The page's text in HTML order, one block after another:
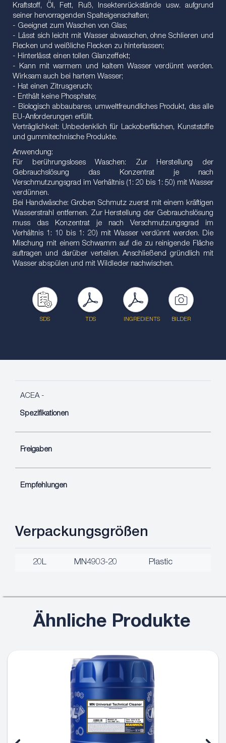
Kraftstoff, Öl, Fett, Ruß, Insektenrückstände usw. aufgrund
seiner hervorragenden Spalteigenschaften;
- Geeignet zum Waschen von Glas;
- Lässt sich leicht mit Wasser abwaschen, ohne Schlieren und
Flecken und weißliche Flecken zu hinterlassen;
- Hinterlässt einen tollen Glanzeffekt;
- Kann mit warmem und kaltem Wasser verdünnt werden.
Wirksam auch bei hartem Wasser;
- Hat einen Zitrusgeruch;
- Enthält keine Phosphate;
- Biologisch abbaubares, umweltfreundliches Produkt, das alle
EU-Anforderungen erfüllt.
Verträglichkeit: Unbedenklich für Lackoberflächen, Kunststoffe
und gummitechnische Produkte.
Anwendung:
Für berührungsloses Waschen: Zur Herstellung der
Gebrauchslösung das Konzentrat je nach
Verschmutzungsgrad im Verhältnis (1: 20 bis 1: 50) mit Wasser
verdünnen.
Bei Handwäsche: Groben Schmutz zuerst mit einem kräftigen
Wasserstrahl entfernen. Zur Herstellung der Gebrauchslösung
muss das Konzentrat je nach Verschmutzungsgrad im
Verhältnis 1: 10 bis 1: 20) mit Wasser verdünnt werden. Die
Mischung mit einem Schwamm auf die zu reinigende Fläche
auftragen und darüber verteilen. Anschließend gründlich mit
Wasser abspülen und mit Wildleder nachwischen.
SDS TDS INGREDIENTS BILDER
ACEA -
Spezifikationen
Freigaben
Empfehlungen
Verpackungsgrößen
20L MN4903-20 Plastic
Ähnliche Produkte